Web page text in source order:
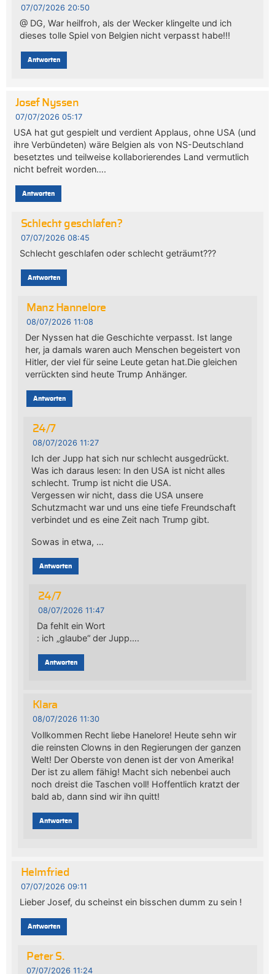
07/07/2026 20:50
@ DG, War heilfroh, als der Wecker klingelte und ich
dieses tolle Spiel von Belgien nicht verpasst habe!!!
Antworten
Josef Nyssen
07/07/2026 05:17
USA hat gut gespielt und verdient Applaus, ohne USA (und
ihre Verbündeten) wäre Belgien als von NS-Deutschland
besetztes und teilweise kollaborierendes Land vermutlich
nicht befreit worden….
Antworten
Schlecht geschlafen?
07/07/2026 08:45
Schlecht geschlafen oder schlecht geträumt???
Antworten
Manz Hannelore
08/07/2026 11:08
Der Nyssen hat die Geschichte verpasst. Ist lange
her, ja damals waren auch Menschen begeistert von
Hitler, der viel für seine Leute getan hat.Die gleichen
verrückten sind heute Trump Anhänger.
Antworten
24/7
08/07/2026 11:27
Ich der Jupp hat sich nur schlecht ausgedrückt.
Was ich daraus lesen: In den USA ist nicht alles
schlecht. Trump ist nicht die USA.
Vergessen wir nicht, dass die USA unsere
Schutzmacht war und uns eine tiefe Freundschaft
verbindet und es eine Zeit nach Trump gibt.
Sowas in etwa, …
Antworten
24/7
08/07/2026 11:47
Da fehlt ein Wort
: ich „glaube“ der Jupp….
Antworten
Klara
08/07/2026 11:30
Vollkommen Recht liebe Hanelore! Heute sehn wir
die reinsten Clowns in den Regierungen der ganzen
Welt! Der Oberste von denen ist der von Amerika!
Der ist zu allem fähig! Macht sich nebenbei auch
noch dreist die Taschen voll! Hoffentlich kratzt der
bald ab, dann sind wir ihn quitt!
Antworten
Helmfried
07/07/2026 09:11
Lieber Josef, du scheinst ein bisschen dumm zu sein !
Antworten
Peter S.
07/07/2026 11:24